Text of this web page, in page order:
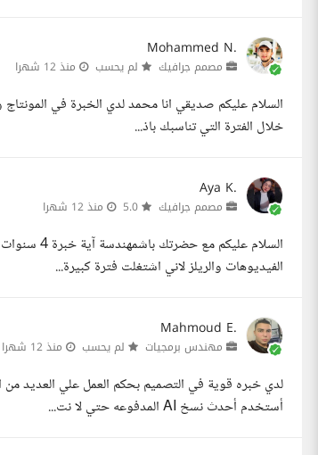
Mohammed N.
مصمم جرافيك لم يحسب منذ 12 شهرا
السلام عليكم صديقي انا محمد لدي الخبرة في
خلال الفترة التي تناسبك باذ...
Aya K.
مصمم جرافيك منذ 12 شهرا
السلام
الفيديوهات والريلز لاني اشتغلت فترة كبيرة...
Mahmoud E.
مهندس برمجيات لم يحسب منذ 12 شهرا
لدي خبره قوية في التصميم بحكم العمل علي العديد
أستخدم أحدث نسخ AI المدفوعه حتي لا نت...